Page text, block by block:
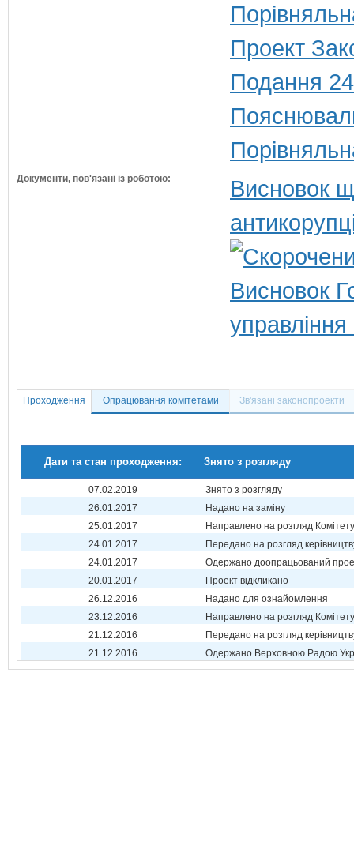
Проект
Подання
Документи, пов'язані із роботою:
Висновок
Висновок
Проходження Опрацювання комітетами Зв'язані законопроекти
Дати та стан проходження: Знято з розгляду
07.02.2019
Знято з розгляду
26.01.2017
Надано на заміну
25.01.2017
Направлено на розгляд Комітету
24.01.2017
Передано на розгляд
24.01.2017
Одержано доопрацьований
20.01.2017
Проект відкликано
26.12.2016
Надано для ознайомлення
23.12.2016
Направлено на розгляд Комітету
21.12.2016
Передано на розгляд
21.12.2016
Одержано Верховною Радою